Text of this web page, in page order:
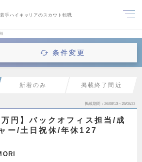
若手ハイキャリアのスカウト転職
条件変更
新着のみ 掲載終了間近
掲載期間 26/08/10～26/08/23
円】バックオフィス担当/成
ー/土日祝休/年休127